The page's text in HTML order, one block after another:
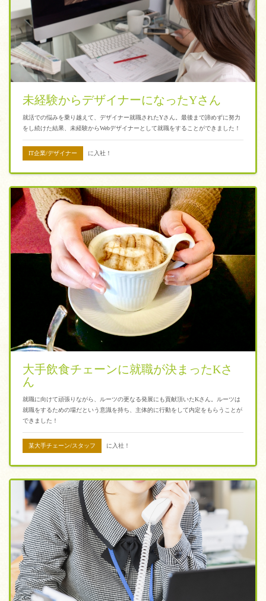
未経験からデザイナーになったYさん
就活での悩みを乗り越えて、デザイナー就職されたYさん。最後まで諦めずに努力
をし続けた結果、未経験からWebデザイナーとして就職をすることができました！
IT企業/デザイナー に入社！
大手飲食チェーンに就職が決まったKさ
ん
就職に向けて頑張りながら、ルーツの更なる発展にも貢献頂いたKさん。ルーツは
就職をするための場だという意識を持ち、主体的に行動をして内定をもらうことが
できました！
某大手チェーン/スタッフ に入社！